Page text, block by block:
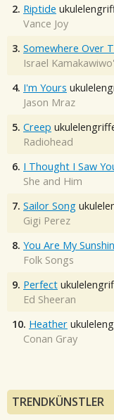
2. Riptide
Vance Joy
3. Somewhere Over
Israel
4. I'm Yours
Jason Mraz
5. Creep
Radiohead
6. I Thought I Saw
She and Him
7. Sailor Song
Gigi Perez
8. You Are My
Folk Songs
9. Perfect
Ed Sheeran
10. Heather
Conan Gray
TRENDKÜNSTLER